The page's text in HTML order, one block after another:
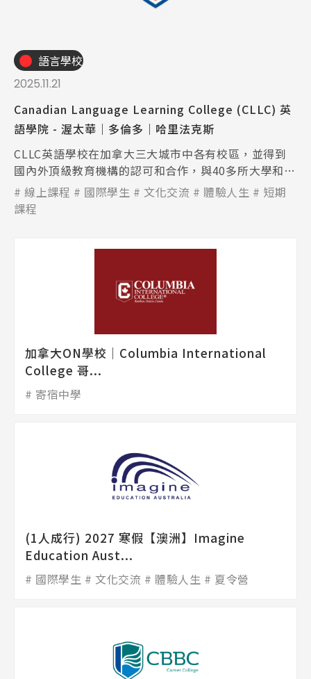
語言學校
2025.11.21
Canadian Language Learning College (CLLC) 英
語學院 - 渥太華｜多倫多｜哈里法克斯
CLLC英語學校在加拿大三大城市中各有校區，並得到
國內外頂級教育機構的認可和合作，與40多所大學和學
院合作夥伴保持著合作關係。
線上課程 國際學生 文化交流 體驗人生
短期
課程
加拿大ON學校│Columbia International
College 哥...
寄宿中學
(1人成行) 2027 寒假【澳洲】Imagine
Education Aust...
國際學生 文化交流 體驗人生 夏令營